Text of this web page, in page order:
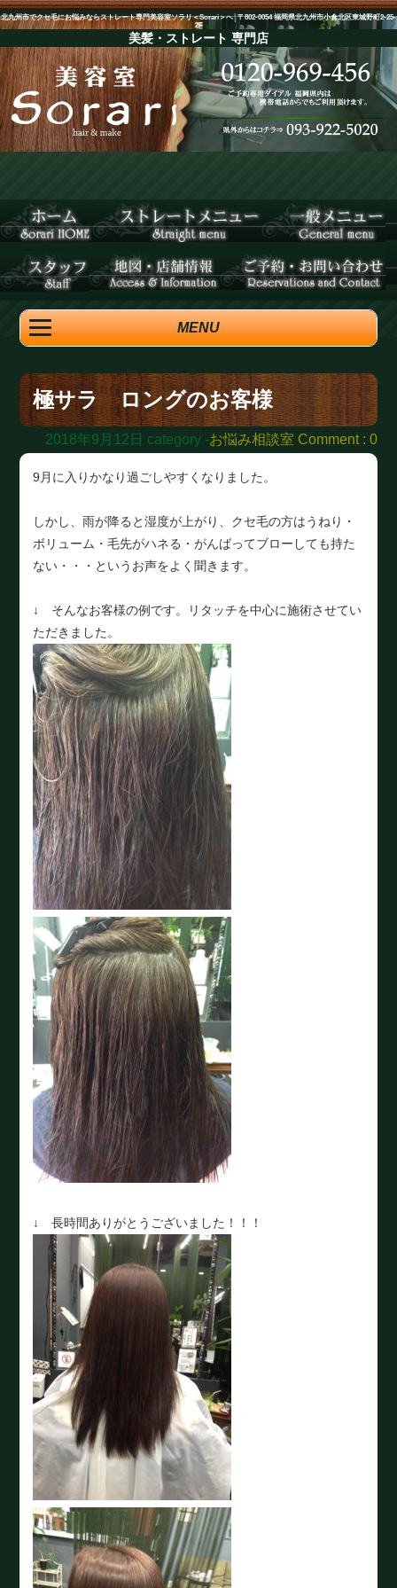
北九州市でクセ毛にお悩みならストレート専門美容室ソラリ＜Sorari＞へ│〒802-0054 福岡県北九州市小倉北区東城野町2-25-
2F
美髪・ストレート 専門店
MENU
極サラ ロングのお客様
2018年9月12日 category -お悩み相談室 Comment : 0
9月に入りかなり過ごしやすくなりました。
しかし、雨が降ると湿度が上がり、クセ毛の方はうねり・
ボリューム・毛先がハネる・がんばってブローしても持た
ない・・・というお声をよく聞きます。
↓ そんなお客様の例です。リタッチを中心に施術させてい
ただきました。
↓ 長時間ありがとうございました！！！